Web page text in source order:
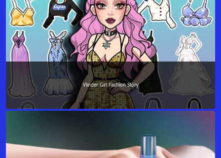
Vlinder Girl Fashion Story